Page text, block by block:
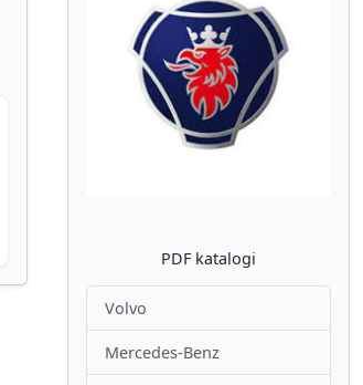
Atpakaļ
PDF katalogi
Volvo
Mercedes-Benz